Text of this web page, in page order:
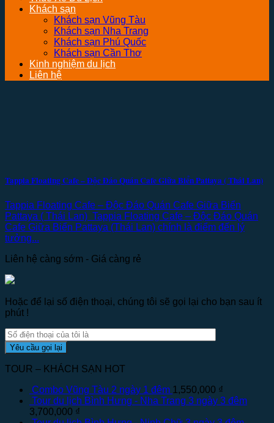
Khách sạn
Khách sạn Vũng Tàu
Khách sạn Nha Trang
Khách sạn Phú Quốc
Khách sạn Cần Thơ
Kinh nghiệm du lịch
Liên hệ
Tappia Floating Cafe – Độc Đáo Quán Cafe Giữa Biển Pattaya ( Thái Lan)
Tappia Floating Cafe – Độc Đáo Quán Cafe Giữa Biển
Pattaya ( Thái Lan) Tappia Floating Cafe – Độc Đáo Quán
Cafe Giữa Biển Pattaya (Thái Lan) chính là điểm đến lý
tưởng...
Liên hệ càng sớm - Giá càng rẻ
Hoặc để lại số điện thoại, chúng tôi sẽ gọi lại cho bạn sau ít
phút !
TOUR – KHÁCH SẠN HOT
Combo Vũng Tàu 2 ngày 1 đêm 1,550,000 ₫
Tour du lịch Bình Hưng - Nha Trang 3 ngày 3 đêm
3,700,000 ₫